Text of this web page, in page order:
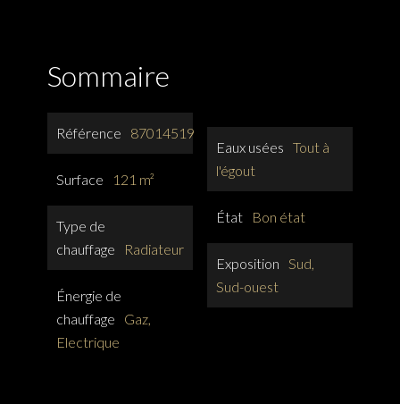
Sommaire
Référence 87014519
Surface 121 m²
Type de
chauffage
Radiateur
Énergie de
chauffage
Gaz,
Electrique
Eaux usées Tout à
l'égout
État Bon état
Exposition Sud,
Sud-ouest